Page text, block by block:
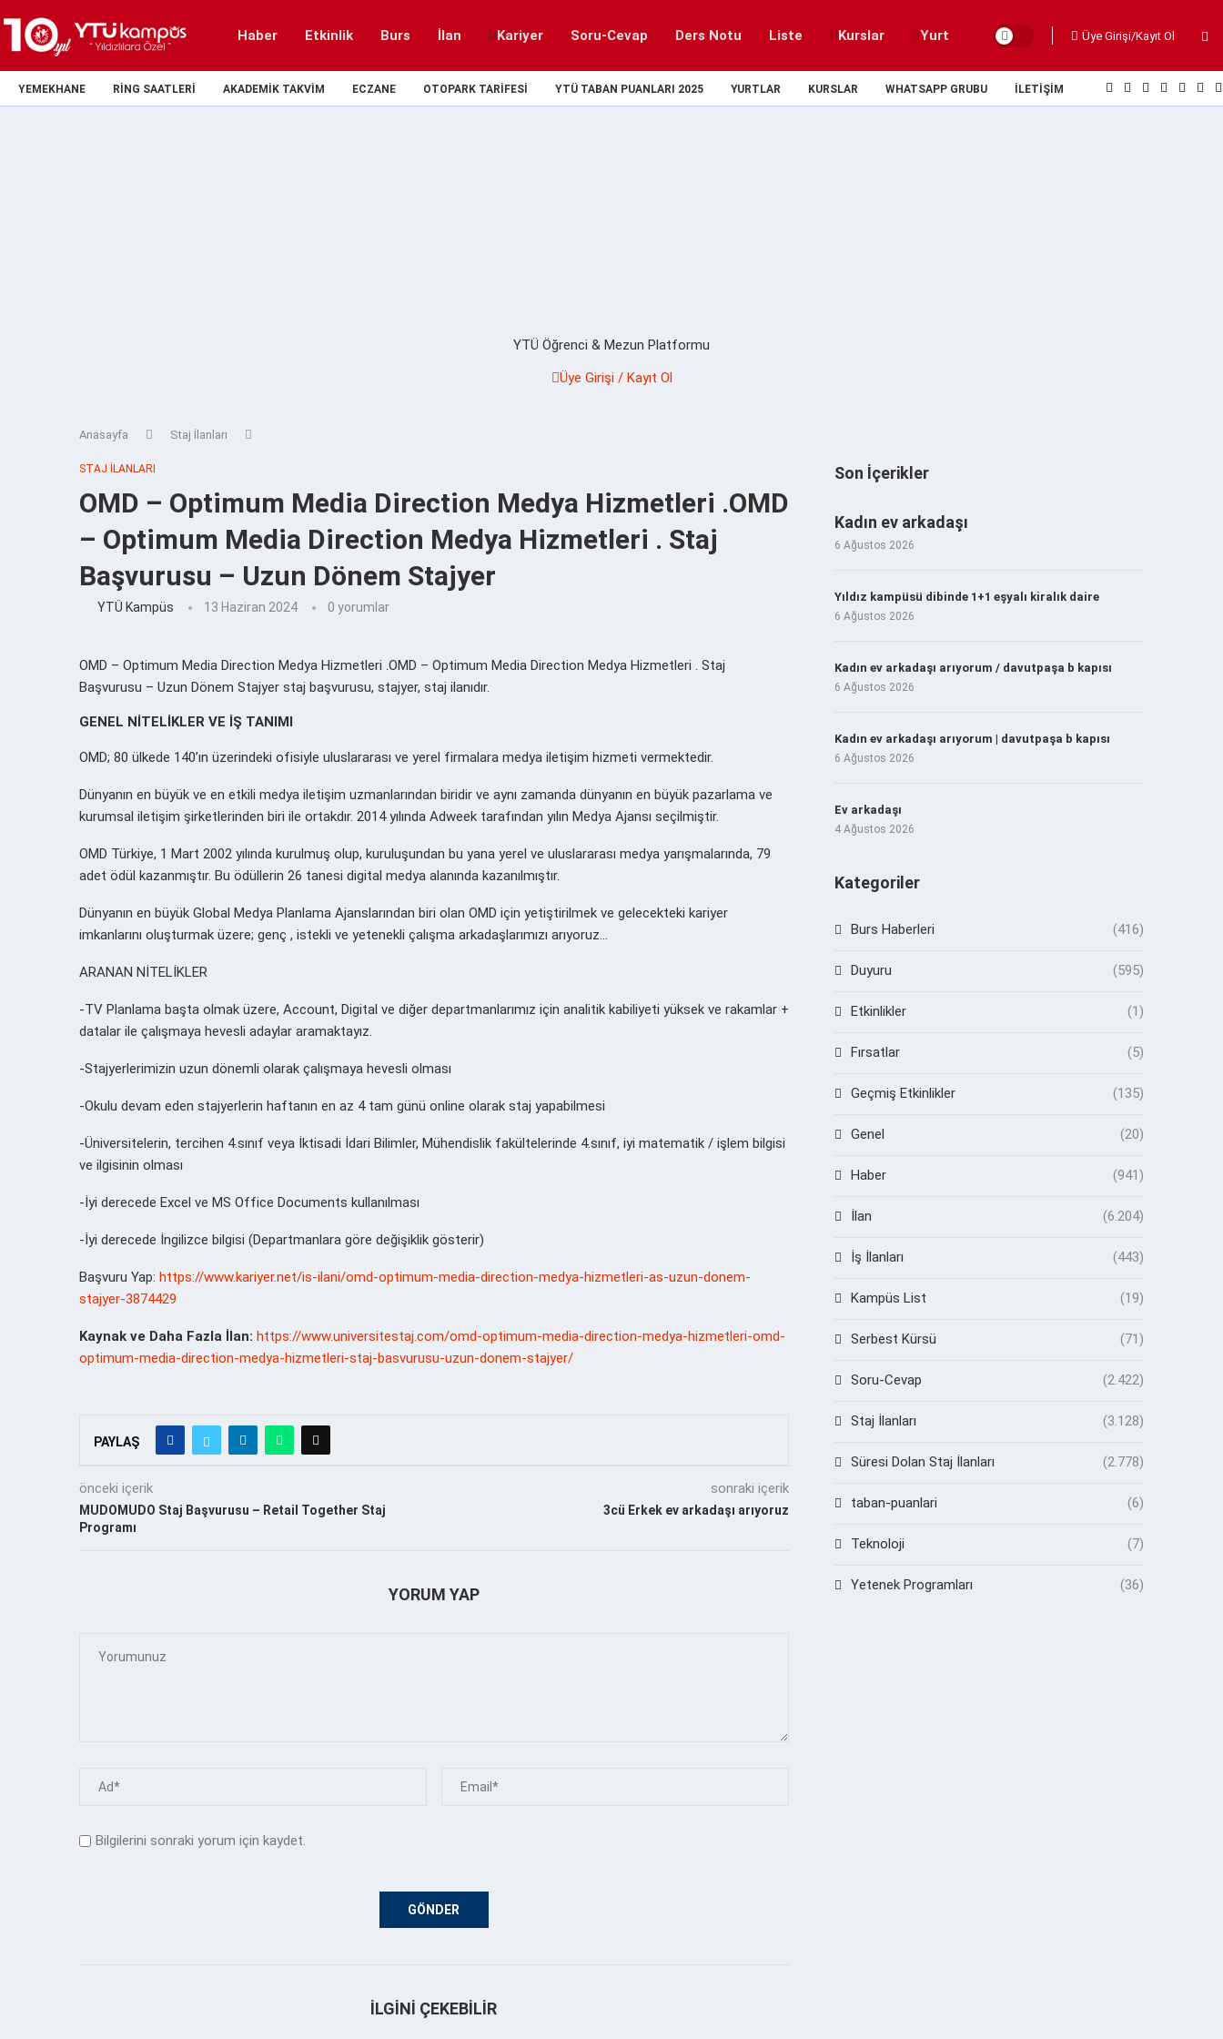
Haber Etkinlik Burs İlan Kariyer Soru-Cevap Ders Notu Liste Kurslar Yurt Üye Girişi/Kayıt Ol
YEMEKHANE RING SAATLERI AKADEMIK TAKVIM ECZANE OTOPARK TARIFESI YTÜ TABAN PUANLARI 2025 YURTLAR KURSLAR WHATSAPP GRUBU İLETIŞIM
YTÜ Öğrenci & Mezun Platformu
Üye Girişi / Kayıt Ol
Anasayfa Staj İlanları
STAJ İLANLARI
OMD – Optimum Media Direction Medya Hizmetleri .OMD
– Optimum Media Direction Medya Hizmetleri . Staj
Başvurusu – Uzun Dönem Stajyer
YTÜ Kampüs 13 Haziran 2024 0 yorumlar
OMD – Optimum Media Direction Medya Hizmetleri .OMD – Optimum Media Direction Medya Hizmetleri . Staj
Başvurusu – Uzun Dönem Stajyer staj başvurusu, stajyer, staj ilanıdır.
GENEL NİTELİKLER VE İŞ TANIMI
OMD; 80 ülkede 140’ın üzerindeki ofisiyle uluslararası ve yerel firmalara medya iletişim hizmeti vermektedir.
Dünyanın en büyük ve en etkili medya iletişim uzmanlarından biridir ve aynı zamanda dünyanın en büyük pazarlama ve
kurumsal iletişim şirketlerinden biri ile ortakdır. 2014 yılında Adweek tarafından yılın Medya Ajansı seçilmiştir.
OMD Türkiye, 1 Mart 2002 yılında kurulmuş olup, kuruluşundan bu yana yerel ve uluslararası medya yarışmalarında, 79
adet ödül kazanmıştır. Bu ödüllerin 26 tanesi digital medya alanında kazanılmıştır.
Dünyanın en büyük Global Medya Planlama Ajanslarından biri olan OMD için yetiştirilmek ve gelecekteki kariyer
imkanlarını oluşturmak üzere; genç , istekli ve yetenekli çalışma arkadaşlarımızı arıyoruz…
ARANAN NİTELİKLER
-TV Planlama başta olmak üzere, Account, Digital ve diğer departmanlarımız için analitik kabiliyeti yüksek ve rakamlar +
datalar ile çalışmaya hevesli adaylar aramaktayız.
-Stajyerlerimizin uzun dönemli olarak çalışmaya hevesli olması
-Okulu devam eden stajyerlerin haftanın en az 4 tam günü online olarak staj yapabilmesi
-Üniversitelerin, tercihen 4.sınıf veya İktisadi İdari Bilimler, Mühendislik fakültelerinde 4.sınıf, iyi matematik / işlem bilgisi
ve ilgisinin olması
-İyi derecede Excel ve MS Office Documents kullanılması
-İyi derecede İngilizce bilgisi (Departmanlara göre değişiklik gösterir)
Başvuru Yap: https://www.kariyer.net/is-ilani/omd-optimum-media-direction-medya-hizmetleri-as-uzun-donem-
stajyer-3874429
Kaynak ve Daha Fazla İlan: https://www.universitestaj.com/omd-optimum-media-direction-medya-hizmetleri-omd-
optimum-media-direction-medya-hizmetleri-staj-basvurusu-uzun-donem-stajyer/
PAYLAŞ
önceki içerik
MUDOMUDO Staj Başvurusu – Retail Together Staj
Programı
sonraki içerik
3cü Erkek ev arkadaşı arıyoruz
YORUM YAP
Bilgilerini sonraki yorum için kaydet.
İLGINI ÇEKEBILIR
Son İçerikler
Kadın ev arkadaşı
6 Ağustos 2026
Yıldız kampüsü dibinde 1+1 eşyalı kiralık daire
6 Ağustos 2026
Kadın ev arkadaşı arıyorum / davutpaşa b kapısı
6 Ağustos 2026
Kadın ev arkadaşı arıyorum | davutpaşa b kapısı
6 Ağustos 2026
Ev arkadaşı
4 Ağustos 2026
Kategoriler
Burs Haberleri (416)
Duyuru (595)
Etkinlikler (1)
Fırsatlar (5)
Geçmiş Etkinlikler (135)
Genel (20)
Haber (941)
İlan (6.204)
İş İlanları (443)
Kampüs List (19)
Serbest Kürsü (71)
Soru-Cevap (2.422)
Staj İlanları (3.128)
Süresi Dolan Staj İlanları (2.778)
taban-puanlari (6)
Teknoloji (7)
Yetenek Programları (36)